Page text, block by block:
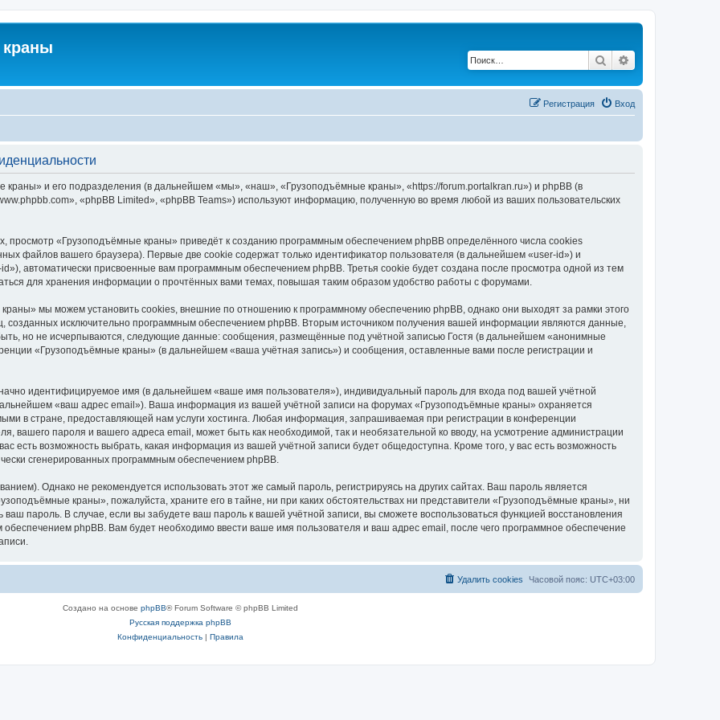
Поиск
Вход
Регистрация
краны» и его подразделения (в дальнейшем «мы», «наш», «Грузоподъёмные краны», «https://forum.portalkran.ru») и phpBB (в
«phpBB Limited», «phpBB Teams») используют информацию, полученную во время любой из ваших пользовательских
«Грузоподъёмные краны» приведёт к созданию программным обеспечением phpBB определённого числа cookies
файлов вашего браузера). Первые две cookie содержат только идентификатор пользователя (в дальнейшем «user-id») и
автоматически присвоенные вам программным обеспечением phpBB. Третья cookie будет создана после просмотра одной из тем
для хранения информации о прочтённых вами темах, повышая таким образом удобство работы с форумами.
мы можем установить cookies, внешние по отношению к программному обеспечению phpBB, однако они выходят за рамки этого
созданных исключительно программным обеспечением phpBB. Вторым источником получения вашей информации являются данные,
но не исчерпываются, следующие данные: сообщения, размещённые под учётной записью Гостя (в дальнейшем «анонимные
«Грузоподъёмные краны» (в дальнейшем «ваша учётная запись») и сообщения, оставленные вами после регистрации и
идентифицируемое имя (в дальнейшем «ваше имя пользователя»), индивидуальный пароль для входа под вашей учётной
«ваш адрес email»). Ваша информация из вашей учётной записи на форумах «Грузоподъёмные краны» охраняется
в стране, предоставляющей нам услуги хостинга. Любая информация, запрашиваемая при регистрации в конференции
вашего пароля и вашего адреса email, может быть как необходимой, так и необязательной ко вводу, на усмотрение администрации
есть возможность выбрать, какая информация из вашей учётной записи будет общедоступна. Кроме того, у вас есть возможность
сгенерированных программным обеспечением phpBB.
Однако не рекомендуется использовать этот же самый пароль, регистрируясь на других сайтах. Ваш пароль является
краны», пожалуйста, храните его в тайне, ни при каких обстоятельствах ни представители «Грузоподъёмные краны», ни
пароль. В случае, если вы забудете ваш пароль к вашей учётной записи, вы сможете воспользоваться функцией восстановления
phpBB. Вам будет необходимо ввести ваше имя пользователя и ваш адрес email, после чего программное обеспечение
Часовой пояс: UTC+03:00
Удалить cookies
Создано на основе phpBB® Forum Software © phpBB Limited
Русская поддержка phpBB
Конфиденциальность| Правила